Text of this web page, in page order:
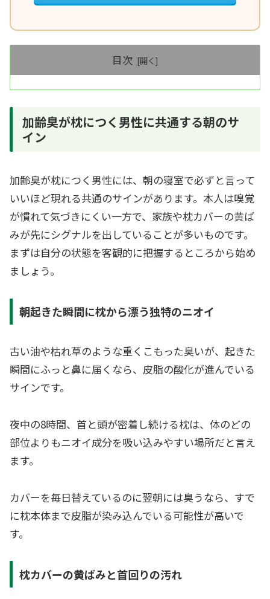
目次
加齢臭が枕につく男性に共通する朝のサ
イン
加齢臭が枕につく男性には、朝の寝室で必ずと言って
いいほど現れる共通のサインがあります。本人は嗅覚
が慣れて気づきにくい一方で、家族や枕カバーの黄ば
みが先にシグナルを出していることが多いものです。
まずは自分の状態を客観的に把握するところから始め
ましょう。
朝起きた瞬間に枕から漂う独特のニオイ
古い油や枯れ草のような重くこもった臭いが、起きた
瞬間にふっと鼻に届くなら、皮脂の酸化が進んでいる
サインです。
夜中の8時間、首と頭が密着し続ける枕は、体のどの
部位よりもニオイ成分を吸い込みやすい場所だと言え
ます。
カバーを毎日替えているのに翌朝には臭うなら、すで
に枕本体まで皮脂が染み込んでいる可能性が高いで
す。
枕カバーの黄ばみと首回りの汚れ